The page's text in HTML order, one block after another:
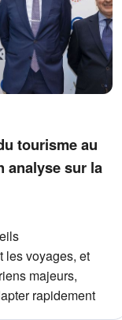
tourisme au
analyse sur la
les voyages, et
majeurs,
rapidement